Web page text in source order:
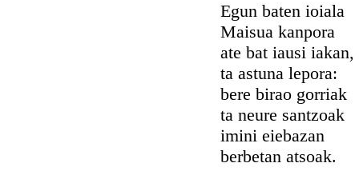
Egun baten ioiala
Maisua kanpora
ate bat iausi iakan,
ta astuna lepora:
bere birao gorriak
ta neure santzoak
imini eiebazan
berbetan atsoak.